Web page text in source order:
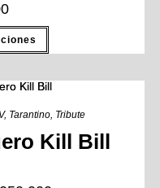
, Tarantino, Tribute
Kill Bill